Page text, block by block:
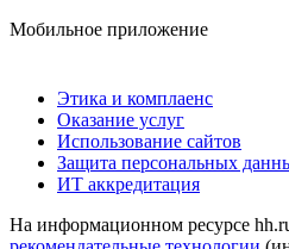
Мобильное приложение
Этика и комплаенс
Оказание услуг
Использование сайтов
Защита персональных
ИТ аккредитация
На информационном ресурсе